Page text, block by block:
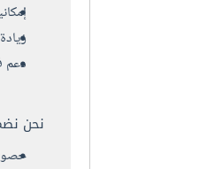
دعم
نحن